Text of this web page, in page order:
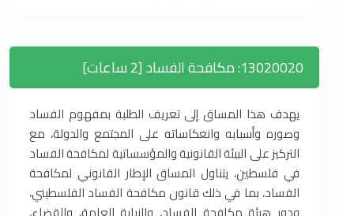
13020020: مكافحة الفساد [2 ساعات]
يهدف هذا المساق إلى تعريف الطلبة بمفهوم الفساد
وصوره وأسبابه وانعكاساته على المجتمع والدولة، مع
التركيز على البيئة القانونية والمؤسساتية لمكافحة الفساد
في فلسطين، يتناول المساق الإطار القانوني لمكافحة
الفساد، بما في ذلك قانون مكافحة الفساد الفلسطيني،